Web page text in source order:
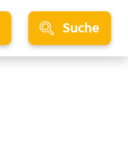
Suche